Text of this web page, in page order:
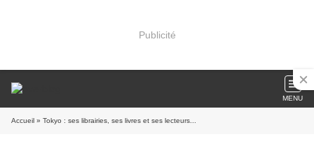
Publicité
MENU
Accueil » Tokyo : ses librairies, ses livres et ses lecteurs...